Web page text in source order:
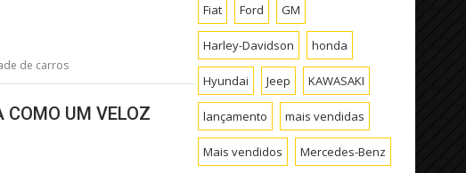
de carros
COMO UM VELOZ
Fiat Ford GM
Harley-Davidson honda
Hyundai Jeep KAWASAKI
lançamento mais vendidas
Mais vendidos Mercedes-Benz